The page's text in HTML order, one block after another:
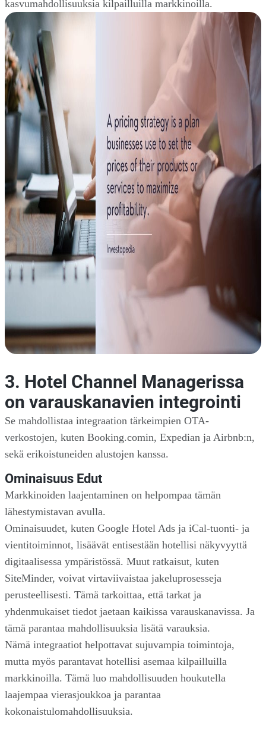
kasvumahdollisuuksia kilpailluilla markkinoilla.
3. Hotel Channel Managerissa
on varauskanavien integrointi
Se mahdollistaa integraation tärkeimpien OTA-
verkostojen, kuten Booking.comin, Expedian ja Airbnb:n,
sekä erikoistuneiden alustojen kanssa.
Ominaisuus Edut
Markkinoiden laajentaminen on helpompaa tämän
lähestymistavan avulla.
Ominaisuudet, kuten Google Hotel Ads ja iCal-tuonti- ja
vientitoiminnot, lisäävät entisestään hotellisi näkyvyyttä
digitaalisessa ympäristössä. Muut ratkaisut, kuten
SiteMinder, voivat virtaviivaistaa jakeluprosesseja
perusteellisesti. Tämä tarkoittaa, että tarkat ja
yhdenmukaiset tiedot jaetaan kaikissa varauskanavissa. Ja
tämä parantaa mahdollisuuksia lisätä varauksia.
Nämä integraatiot helpottavat sujuvampia toimintoja,
mutta myös parantavat hotellisi asemaa kilpailluilla
markkinoilla. Tämä luo mahdollisuuden houkutella
laajempaa vierasjoukkoa ja parantaa
kokonaistulomahdollisuuksia.